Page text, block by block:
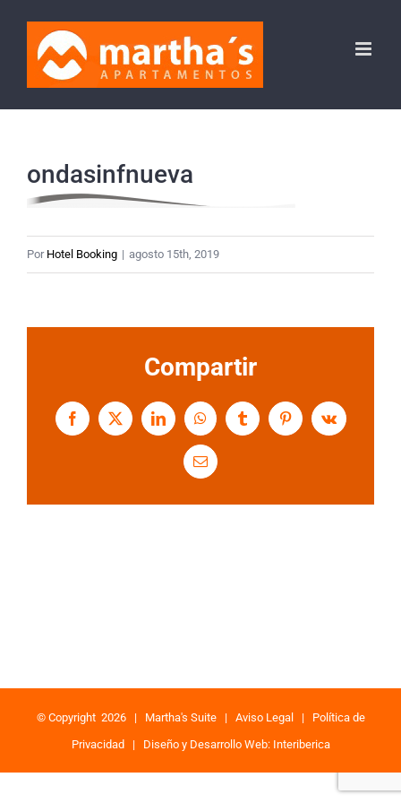
contenido
ondasinfnueva
Por Hotel Booking | agosto 15th, 2019
Compartir
Facebook
X LinkedInWhatsAppTumblr PinterestVk
Correo
electrónico
© Copyright 2026 | Martha's Suite| Aviso Legal | Política de
Privacidad | Diseño y Desarrollo Web: Interiberica